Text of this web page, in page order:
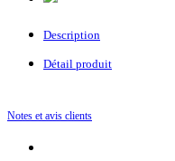
Description
Détail produit
Notes et avis clients